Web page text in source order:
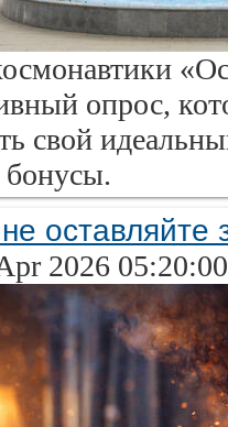
опрос,
свой
бонусы.
оставляйте
2026